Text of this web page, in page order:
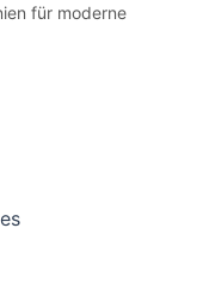
für moderne